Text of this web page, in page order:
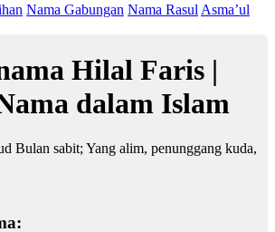
Nama Gabungan Nama Rasul Asma’ul
Hilal Faris |
dalam Islam
Bulan sabit; Yang alim, penunggang kuda,